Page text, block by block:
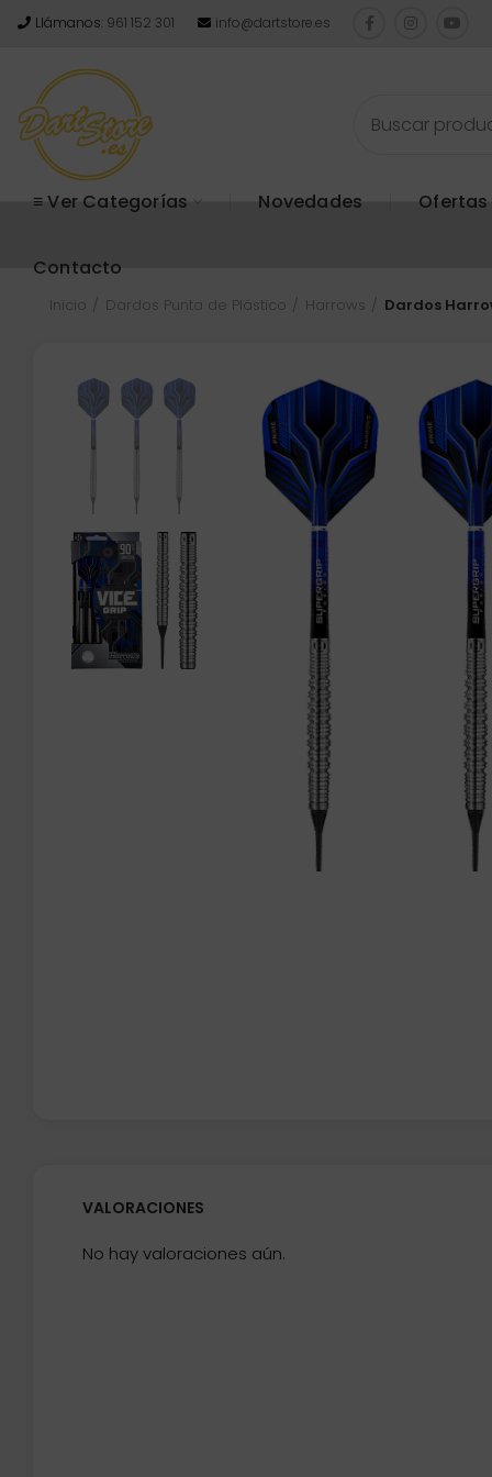
Llámanos: 961 152 301 info@dartstore.es
≡ Ver Categorías Novedades Ofertas
Contacto
Inicio Dardos Punta de Plástico Harrows Dardos
VALORACIONES
No hay valoraciones aún.